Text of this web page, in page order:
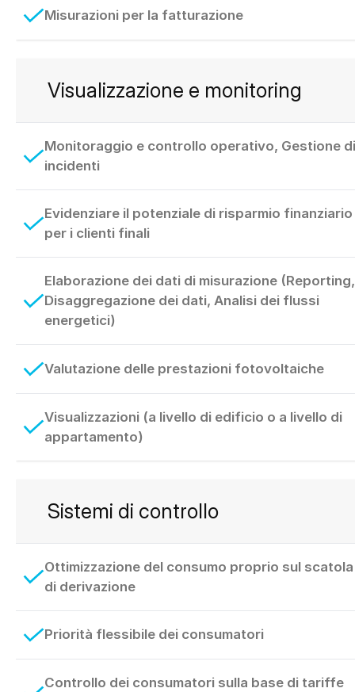
Misurazioni per la fatturazione
Visualizzazione e monitoring
Monitoraggio e controllo operativo, Gestione di
incidenti
Evidenziare il potenziale di risparmio finanziario
per i clienti finali
Elaborazione dei dati di misurazione (Reporting,
Disaggregazione dei dati, Analisi dei flussi
energetici)
Valutazione delle prestazioni fotovoltaiche
Visualizzazioni (a livello di edificio o a livello di
appartamento)
Sistemi di controllo
Ottimizzazione del consumo proprio sul scatola
di derivazione
Priorità flessibile dei consumatori
Controllo dei consumatori sulla base di tariffe